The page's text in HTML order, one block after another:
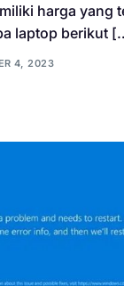
harga yang
laptop berikut
4, 2023